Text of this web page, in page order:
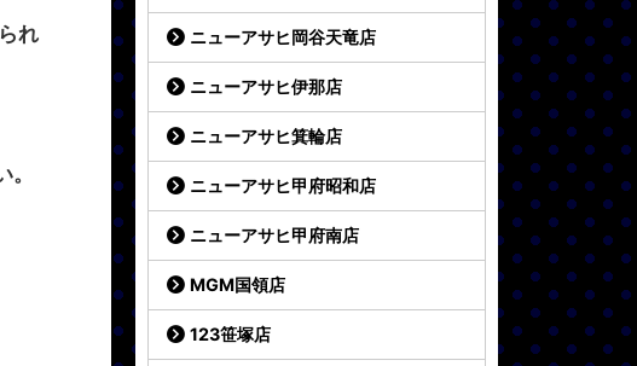
れ
ニューアサヒ岡谷天竜店
ニューアサヒ伊那店
ニューアサヒ箕輪店
ニューアサヒ甲府昭和店
ニューアサヒ甲府南店
MGM国領店
123笹塚店